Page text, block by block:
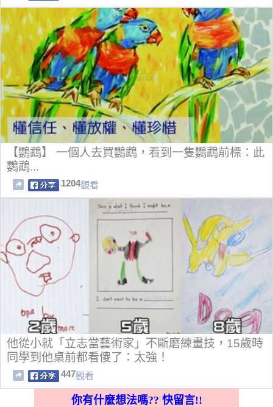
【鸚鵡】 一個人去買鸚鵡，看到一隻鸚鵡前標：此
鸚鵡...
1204觀看
他從小就「立志當藝術家」不斷磨練畫技，15歲時
同學到他桌前都看傻了：太強！
447觀看
你有什麼想法嗎?? 快留言!!